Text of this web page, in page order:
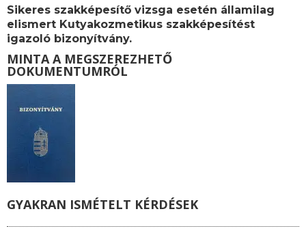
Sikeres szakképesítő vizsga esetén államilag
elismert Kutyakozmetikus szakképesítést
igazoló bizonyítvány.
MINTA A MEGSZEREZHETŐ
DOKUMENTUMRÓL
GYAKRAN ISMÉTELT KÉRDÉSEK